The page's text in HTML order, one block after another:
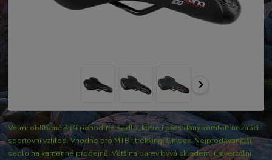
Velmi oblíbené širší pohodlné sedlo, které i přes daný komfort neztrácí
sportovní vzhled. Vhodné pro MTB i trekking. Unisex. Nejprodávanější
sedlo na kamenné prodejně. Většina barev bývá skladem. univerzální